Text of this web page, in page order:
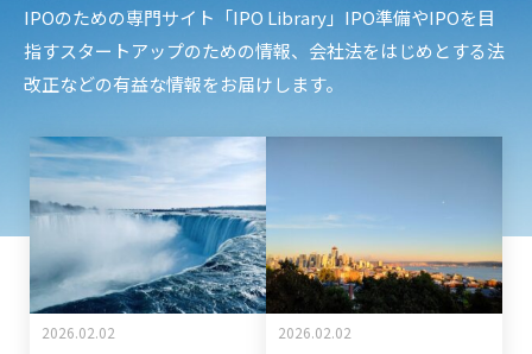
IPOのための専門サイト「IPO Library」 IPO準備やIPOを目
指すスタートアップのための情報、 会社法をはじめとする法
改正などの有益な情報をお届けします。
2026.02.02 2026.02.02